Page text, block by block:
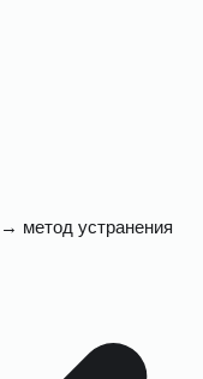
метод устранения